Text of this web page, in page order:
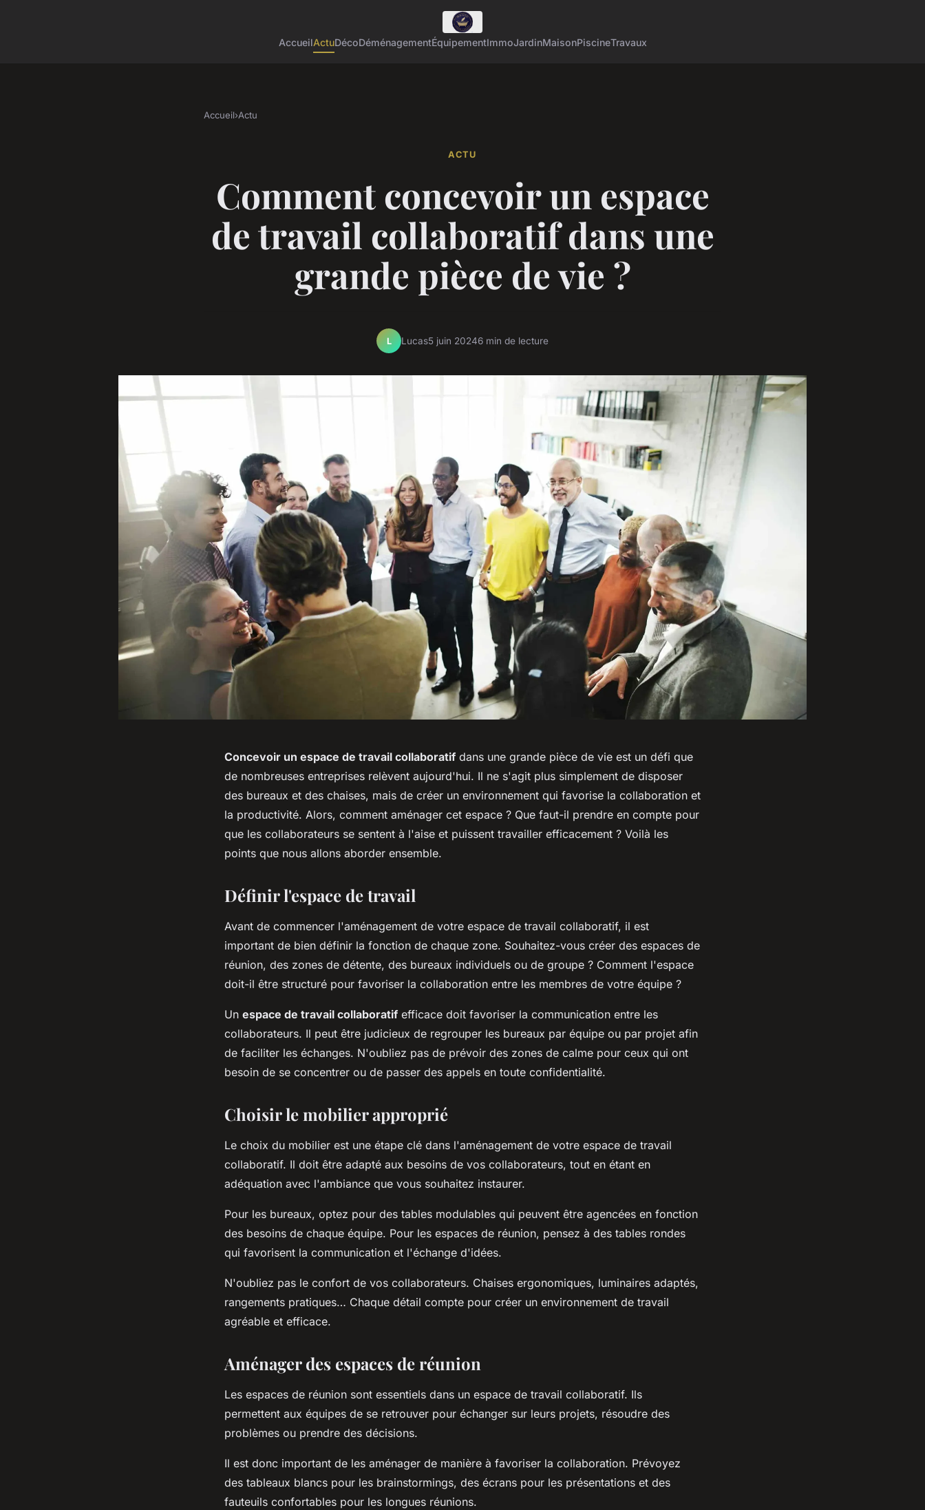
AccueilActuDécoDéménagementÉquipementImmoJardinMaisonPiscineTravaux
Accueil›Actu
ACTU
Comment concevoir un espace
de travail collaboratif dans une
grande pièce de vie ?
L Lucas5 juin 20246 min de lecture
Concevoir un espace de travail collaboratif dans une grande pièce de vie est un défi que
de nombreuses entreprises relèvent aujourd'hui. Il ne s'agit plus simplement de disposer
des bureaux et des chaises, mais de créer un environnement qui favorise la collaboration et
la productivité. Alors, comment aménager cet espace ? Que faut-il prendre en compte pour
que les collaborateurs se sentent à l'aise et puissent travailler efficacement ? Voilà les
points que nous allons aborder ensemble.
Définir l'espace de travail
Avant de commencer l'aménagement de votre espace de travail collaboratif, il est
important de bien définir la fonction de chaque zone. Souhaitez-vous créer des espaces de
réunion, des zones de détente, des bureaux individuels ou de groupe ? Comment l'espace
doit-il être structuré pour favoriser la collaboration entre les membres de votre équipe ?
Un espace de travail collaboratif efficace doit favoriser la communication entre les
collaborateurs. Il peut être judicieux de regrouper les bureaux par équipe ou par projet afin
de faciliter les échanges. N'oubliez pas de prévoir des zones de calme pour ceux qui ont
besoin de se concentrer ou de passer des appels en toute confidentialité.
Choisir le mobilier approprié
Le choix du mobilier est une étape clé dans l'aménagement de votre espace de travail
collaboratif. Il doit être adapté aux besoins de vos collaborateurs, tout en étant en
adéquation avec l'ambiance que vous souhaitez instaurer.
Pour les bureaux, optez pour des tables modulables qui peuvent être agencées en fonction
des besoins de chaque équipe. Pour les espaces de réunion, pensez à des tables rondes
qui favorisent la communication et l'échange d'idées.
N'oubliez pas le confort de vos collaborateurs. Chaises ergonomiques, luminaires adaptés,
rangements pratiques… Chaque détail compte pour créer un environnement de travail
agréable et efficace.
Aménager des espaces de réunion
Les espaces de réunion sont essentiels dans un espace de travail collaboratif. Ils
permettent aux équipes de se retrouver pour échanger sur leurs projets, résoudre des
problèmes ou prendre des décisions.
Il est donc important de les aménager de manière à favoriser la collaboration. Prévoyez
des tableaux blancs pour les brainstormings, des écrans pour les présentations et des
fauteuils confortables pour les longues réunions.